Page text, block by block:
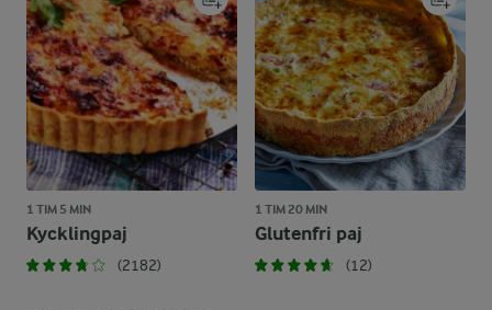
1 TIM 5 MIN
Kycklingpaj
(2182)
1 TIM 20 MIN
Glutenfri paj
(12)